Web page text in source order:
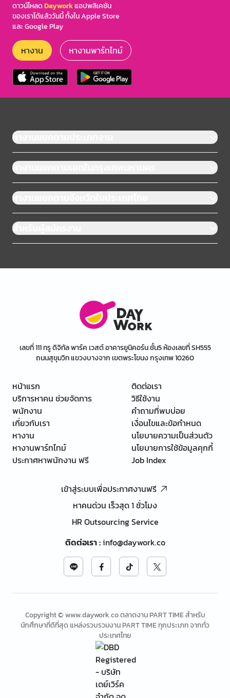
ดาวน์โหลดDayworkแอปพลิเคชัน
ของเราได้แล้ววันนี้ ทั้งใน Apple Store
และ Google Play
หางาน หางานพาร์ทไทม์
หางานแยกตามประเภทงาน
หางานแยกตามเขตในกรุงเทพมหานคร
หางานแยกตามจังหวัดในประเทศไทย
สำหรับผู้สมัครงาน
เลขที่ 111 ทรู ดิจิทัล พาร์ค เวสต์ อาคารยูนิคอร์น ชั้น5 ห้องเลขที่ SH555
ถนนสุขุมวิท แขวงบางจาก เขตพระโขนง กรุงเทพ 10260
หน้าแรก
บริการหาคน ช่วยจัดการ
พนักงาน
เกี่ยวกับเรา
หางาน
หางานพาร์ทไทม์
ประกาศหาพนักงาน ฟรี
ติดต่อเรา
วิธีใช้งาน
คำถามที่พบบ่อย
เงื่อนไขและข้อกำหนด
นโยบายความเป็นส่วนตัว
นโยบายการใช้ข้อมูลคุกกี้
Job Index
เข้าสู่ระบบเพื่อประกาศงานฟรี
หาคนด่วน เร็วสุด 1 ชั่วโมง
HR Outsourcing Service
ติดต่อเรา:info@daywork.co
Copyright © www.daywork.co ตลาดงาน PART TIME สำหรับ
นักศึกษาที่ดีที่สุด แหล่งรวบรวมงาน PART TIME ทุกประเภท จากทั่ว
ประเทศไทย